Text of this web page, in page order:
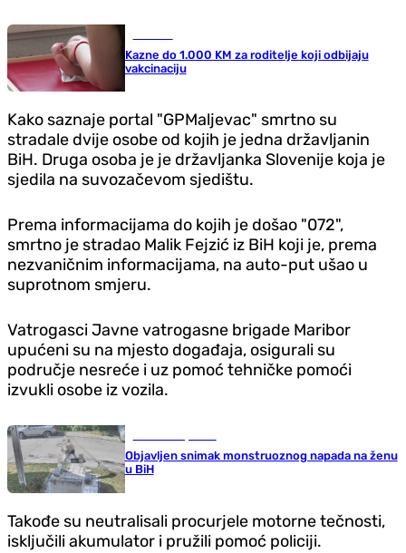
Kazne do 1.000 KM za roditelje koji odbijaju
vakcinaciju
Kako saznaje portal "GPMaljevac" smrtno su
stradale dvije osobe od kojih je jedna državljanin
BiH. Druga osoba je je državljanka Slovenije koja je
sjedila na suvozačevom sjedištu.
Prema informacijama do kojih je došao "072",
smrtno je stradao Malik Fejzić iz BiH koji je, prema
nezvaničnim informacijama, na auto-put ušao u
suprotnom smjeru.
Vatrogasci Javne vatrogasne brigade Maribor
upućeni su na mjesto događaja, osigurali su
područje nesreće i uz pomoć tehničke pomoći
izvukli osobe iz vozila.
Objavljen snimak monstruoznog napada na ženu
u BiH
Takođe su neutralisali procurjele motorne tečnosti,
isključili akumulator i pružili pomoć policiji.